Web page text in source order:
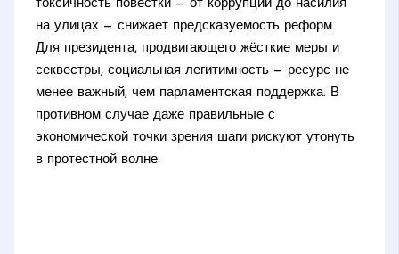
токсичность повестки — от коррупции до насилия
на улицах — снижает предсказуемость реформ.
Для президента, продвигающего жёсткие меры и
секвестры, социальная легитимность — ресурс не
менее важный, чем парламентская поддержка. В
противном случае даже правильные с
экономической точки зрения шаги рискуют утонуть
в протестной волне.